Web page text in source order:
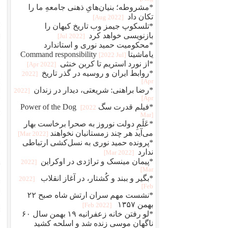
*مشروطه؛ بنیان‌هایِ ذهنی جامعهِ ما را
تکان داد
[2022 Aug]
*تلسکوپ جیمز وب تاریخ کیهان را
بازنویسی خواهد کرد
[2022 Jul]
*محکومیت حمید نوری و استاندارد
یاماشیتا Command responsibility [2022 Jul]
*از نورد استریم تا کربن خنثی [2022 Apr]
*روابط ایران و روسیه در گذر تاریخ
[2022
Apr]
*رضا براهنی: شریعتی، دیدار در زندان
[2022
Apr]
*فیلم قدرت سگ Power of the Dog [2022
Mar]
*عَلَمِ دولت نوروز به صحرا برخاست بهار
می‌آید هر چند زمستانیان نخواهند [2022 Mar]
*پرونده حمید نوری به نسل‌کشی ارتباطی
ندارد
[2022 Mar]
*پیمان مینسک و تراژدی در اوکراین
[2022
Mar]
*بگير و ببند و کُشتار، در آغاز انقلاب
[2022
Feb]
*نشست مهم سران ارتش شاه صبح ۲۲
بهمن ۱۳۵۷
[2022 Feb]
*لو رفتن خانه زعفرانیه ۱۹ بهمن سال ۶۰
ناگهان موسی زنده شد و اسلحه کشید